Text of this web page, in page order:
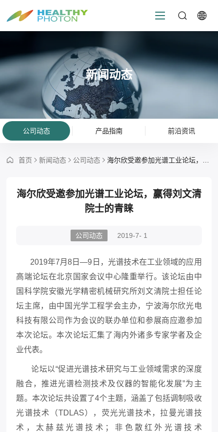
新闻动态
公司动态 产品指南 前沿资讯
首页 新闻动态 公司动态 海尔欣受邀参加光谱工业论坛，赢得刘文清院士的青睐
海尔欣受邀参加光谱工业论坛，赢得刘文清
院士的青睐
公司动态 2019-7- 1
2019年7月8日—9日，光谱技术在工业领域的应用
高端论坛在北京国家会议中心隆重举行。该论坛由中
国科学院安徽光学精密机械研究所刘文清院士担任论
坛主席，由中国光学工程学会主办，宁波海尔欣光电
科技有限公司作为会议的联办单位和参展商应邀参加
本次论坛。本次论坛汇集了海内外诸多专家学者及企
业代表。
论坛以“促进光谱技术研究与工业领域需求的深度
融合，推进光谱检测技术及仪器的智能化发展”为主
题。本次论坛共设置了4个主题，涵盖了包括调制吸收
光谱技术（TDLAS），荧光光谱技术，拉曼光谱技
术，太赫兹光谱技术；非色散红外光谱技术